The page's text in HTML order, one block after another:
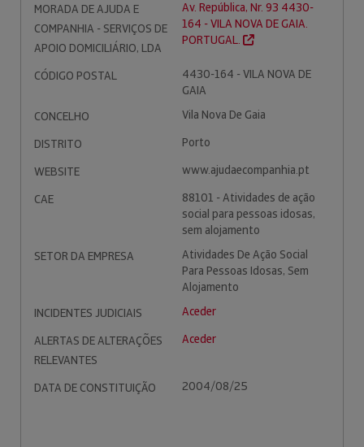
MORADA DE AJUDA E
COMPANHIA - SERVIÇOS DE
APOIO DOMICILIÁRIO, LDA
Av. República, Nr. 93 4430-
164 - VILA NOVA DE GAIA.
PORTUGAL.
CÓDIGO POSTAL
4430-164 - VILA NOVA DE
GAIA
CONCELHO
Vila Nova De Gaia
DISTRITO
Porto
WEBSITE
www.ajudaecompanhia.pt
CAE
88101 - Atividades de ação
social para pessoas idosas,
sem alojamento
SETOR DA EMPRESA
Atividades De Ação Social
Para Pessoas Idosas, Sem
Alojamento
INCIDENTES JUDICIAIS
Aceder
ALERTAS DE ALTERAÇÕES
RELEVANTES
Aceder
DATA DE CONSTITUIÇÃO 2004/08/25